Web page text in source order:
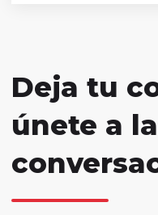
Deja tu
únete a la